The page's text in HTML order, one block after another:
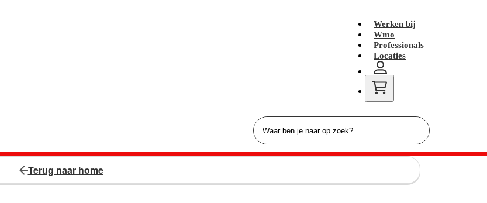
Werken bij
Wmo
Professionals
Locaties
Terug naar home